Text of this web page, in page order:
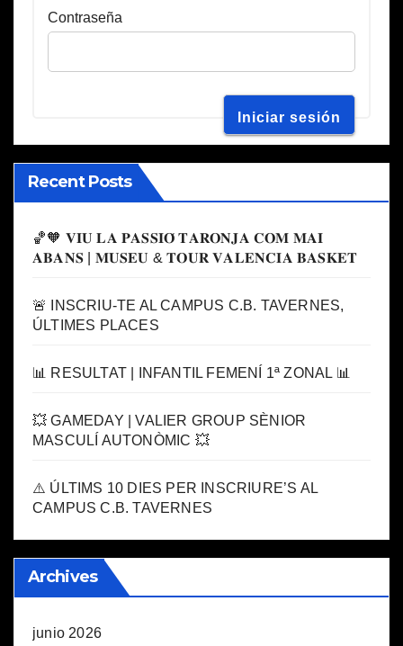
Contraseña
Recent Posts
🏀🧡 𝐕𝐈𝐔 𝐋𝐀 𝐏𝐀𝐒𝐒𝐈𝐎́ 𝐓𝐀𝐑𝐎𝐍𝐉𝐀 𝐂𝐎𝐌 𝐌𝐀𝐈
𝐀𝐁𝐀𝐍𝐒 | 𝐌𝐔𝐒𝐄𝐔 & 𝐓𝐎𝐔𝐑 𝐕𝐀𝐋𝐄𝐍𝐂𝐈𝐀 𝐁𝐀𝐒𝐊𝐄𝐓
🚨 INSCRIU-TE AL CAMPUS C.B. TAVERNES,
ÚLTIMES PLACES
📊 RESULTAT | INFANTIL FEMENÍ 1ª ZONAL 📊
💥 GAMEDAY | VALIER GROUP SÈNIOR
MASCULÍ AUTONÒMIC 💥
⚠️ ÚLTIMS 10 DIES PER INSCRIURE’S AL
CAMPUS C.B. TAVERNES
Archives
junio 2026